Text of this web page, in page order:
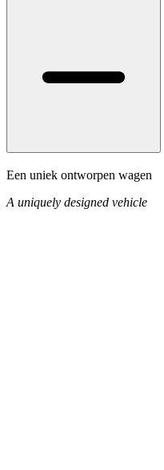
Een uniek ontworpen wagen
A uniquely designed vehicle